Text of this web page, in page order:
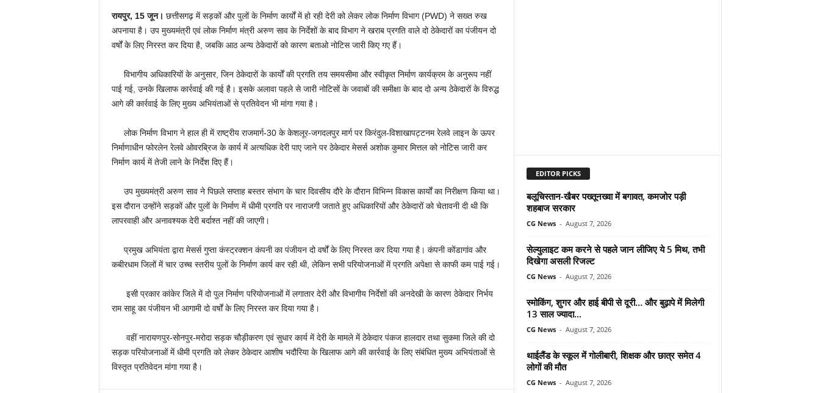
रायपुर, 15जून। छत्तीसगढ़ में सड़कों और पुलों के निर्माण कार्यों में हो रही देरी को लेकर लोक निर्माण विभाग (PWD) ने सख्त रुख
अपनाया है। उप मुख्यमंत्री एवं लोक निर्माण मंत्री अरुण साव के निर्देशों के बाद विभाग ने खराब प्रगति वाले दो ठेकेदारों का पंजीयन दो
वर्षों के लिए निरस्त कर दिया है, जबकि आठ अन्य ठेकेदारों को कारण बताओ नोटिस जारी किए गए हैं।
विभागीय अधिकारियों के अनुसार, जिन ठेकेदारों के कार्यों की प्रगति तय समयसीमा और स्वीकृत निर्माण कार्यक्रम के अनुरूप नहीं
पाई गई, उनके खिलाफ कार्रवाई की गई है। इसके अलावा पहले से जारी नोटिसों के जवाबों की समीक्षा के बाद दो अन्य ठेकेदारों के विरुद्ध
आगे की कार्रवाई के लिए मुख्य अभियंताओं से प्रतिवेदन भी मांगा गया है।
लोक निर्माण विभाग ने हाल ही में राष्ट्रीय राजमार्ग-30 के केशलूर-जगदलपुर मार्ग पर किरंदुल-विशाखापट्टनम रेलवे लाइन के ऊपर
निर्माणाधीन फोरलेन रेलवे ओवरब्रिज के कार्य में अत्यधिक देरी पाए जाने पर ठेकेदार मेसर्स अशोक कुमार मित्तल को नोटिस जारी कर
निर्माण कार्य में तेजी लाने के निर्देश दिए हैं।
उप मुख्यमंत्री अरुण साव ने पिछले सप्ताह बस्तर संभाग के चार दिवसीय दौरे के दौरान विभिन्न विकास कार्यों का निरीक्षण किया था।
इस दौरान उन्होंने सड़कों और पुलों के निर्माण में धीमी प्रगति पर नाराजगी जताते हुए अधिकारियों और ठेकेदारों को चेतावनी दी थी कि
लापरवाही और अनावश्यक देरी बर्दाश्त नहीं की जाएगी।
प्रमुख अभियंता द्वारा मेसर्स गुप्ता कंस्ट्रक्शन कंपनी का पंजीयन दो वर्षों के लिए निरस्त कर दिया गया है। कंपनी कोंडागांव और
कबीरधाम जिलों में चार उच्च स्तरीय पुलों के निर्माण कार्य कर रही थी, लेकिन सभी परियोजनाओं में प्रगति अपेक्षा से काफी कम पाई गई।
इसी प्रकार कांकेर जिले में दो पुल निर्माण परियोजनाओं में लगातार देरी और विभागीय निर्देशों की अनदेखी के कारण ठेकेदार निर्भय
राम साहू का पंजीयन भी आगामी दो वर्षों के लिए निरस्त कर दिया गया है।
वहीं नारायणपुर-सोनपुर-मरोदा सड़क चौड़ीकरण एवं सुधार कार्य में देरी के मामले में ठेकेदार पंकज हालदार तथा सुकमा जिले की दो
सड़क परियोजनाओं में धीमी प्रगति को लेकर ठेकेदार आशीष भदौरिया के खिलाफ आगे की कार्रवाई के लिए संबंधित मुख्य अभियंताओं से
विस्तृत प्रतिवेदन मांगा गया है।
EDITOR PICKS
बलूचिस्तान-खैबर पख्तूनख्वा में बगावत, कमजोर पड़ी
शहबाज सरकार
CG News - August 7, 2026
सेल्युलाइट कम करने से पहले जान लीजिए ये 5 मिथ, तभी
दिखेगा असली रिजल्ट
CG News - August 7, 2026
स्मोकिंग, शुगर और हाई बीपी से दूरी… और बुढ़ापे में मिलेगी
13 साल ज्यादा...
CG News - August 7, 2026
थाईलैंड के स्कूल में गोलीबारी, शिक्षक और छात्र समेत 4
लोगों की मौत
CG News - August 7, 2026